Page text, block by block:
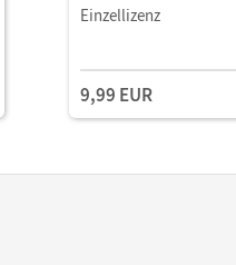
Einzellizenz
9,99 EUR